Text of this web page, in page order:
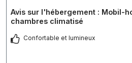
Avis sur l'hébergement : Mobil-
chambres climatisé
Confortable et lumineux